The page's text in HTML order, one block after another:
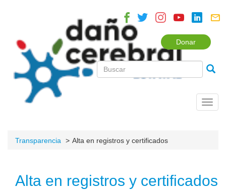
Donar
Transparencia Alta en registros y certificados
Alta en registros y certificados